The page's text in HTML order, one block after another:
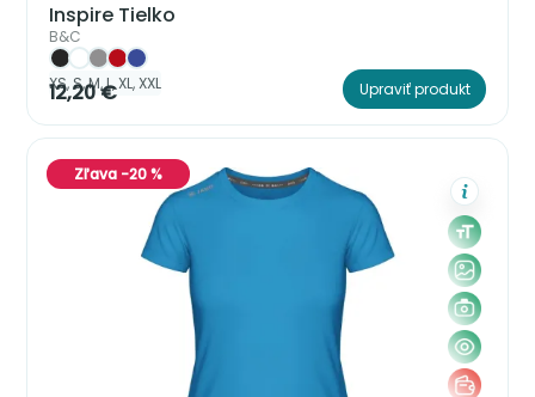
Inspire Tielko
B&C
XS, S, M, L, XL, XXL
12,20 € Upraviť produkt
Zľava -20 %